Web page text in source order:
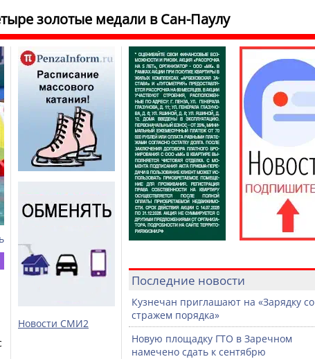
золотые медали в Сан-Паулу
Новости СМИ2
Последние новости
Кузнечан приглашают на «Зарядку со
стражем порядка»
Новую площадку ГТО в Заречном
намечено сдать к сентябрю